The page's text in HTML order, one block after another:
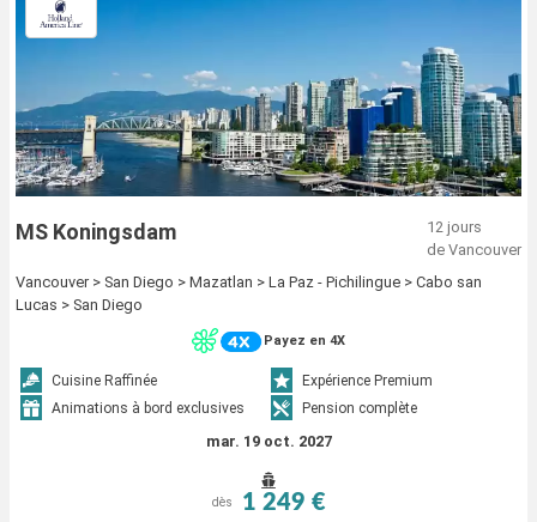
MS Koningsdam
12 jours
de Vancouver
Vancouver > San Diego > Mazatlan > La Paz - Pichilingue > Cabo san
Lucas > San Diego
Payez en 4X
Cuisine Raffinée
Expérience Premium
Animations à bord exclusives
Pension complète
mar. 19 oct. 2027
dès 1 249 €